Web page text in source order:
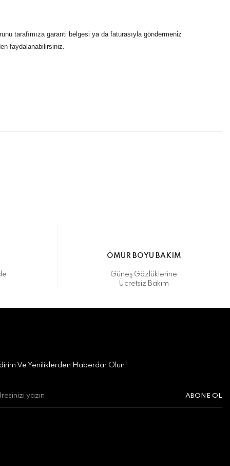
tarafımıza garanti belgesi ya da faturasıyla göndermeniz
faydalanabilirsiniz.
ÖMÜR BOYU BAKIM
Güneş Gözlüklerine
Ücretsiz Bakım
Ve Yeniliklerden Haberdar Olun!
ABONE OL